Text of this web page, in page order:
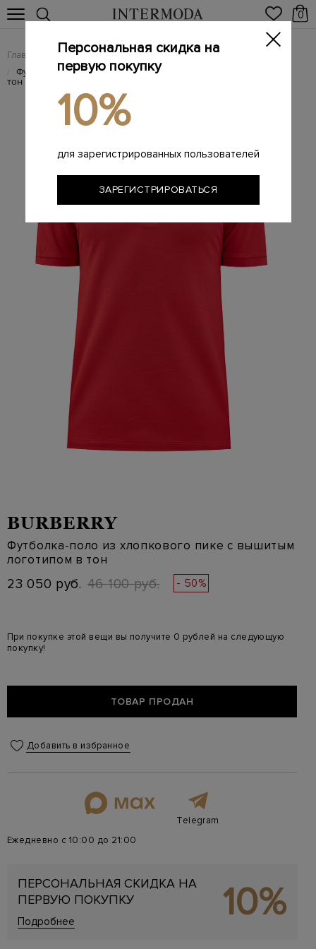
0
Главная Мужчинам / Одежда / Поло
/ Футболка-поло из хлопкового пике с вышитым логотипом в
тон
BURBERRY
Футболка-поло из хлопкового пике с вышитым
логотипом в тон
23 050 руб. 46 100 руб. - 50%
При покупке этой вещи вы получите 0 рублей на следующую
покупку!
ТОВАР ПРОДАН
Добавить в избранное
Telegram
Ежедневно с 10:00 до 21:00
ПЕРСОНАЛЬНАЯ СКИДКА НА
ПЕРВУЮ ПОКУПКУ
Подробнее 10%
Персональная скидка на
первую покупку
10%
для зарегистрированных пользователей
ЗАРЕГИСТРИРОВАТЬСЯ